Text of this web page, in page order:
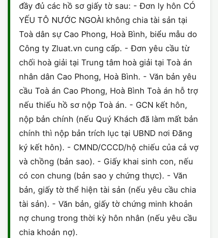
đầy đủ các hồ sơ giấy tờ sau: - Đơn ly hôn CÓ
YẾU TÔ NƯỚC NGOÀI không chia tài sản tại
Toà dân sự Cao Phong, Hoà Bình, biểu mẫu do
Công ty Zluat.vn cung cấp. - Đơn yêu cầu từ
chối hoà giải tại Trung tâm hoà giải tại Toà án
nhân dân Cao Phong, Hoà Bình. - Văn bản yêu
cầu Toà án Cao Phong, Hoà Bình Toà án hỗ trợ
nếu thiếu hồ sơ nộp Toà án. - GCN kết hôn,
nộp bản chính (nếu Quý Khách đã làm mất bản
chính thì nộp bản trích lục tại UBND nơi Đăng
ký kết hôn). - CMND/CCCD/hộ chiếu của cả vợ
và chồng (bản sao). - Giấy khai sinh con, nếu
có con chung (bản sao y chứng thực). - Văn
bản, giấy tờ thể hiện tài sản (nếu yêu cầu chia
tài sản). - Văn bản, giấy tờ chứng minh khoản
nợ chung trong thời kỳ hôn nhân (nếu yêu cầu
chia khoản nợ).